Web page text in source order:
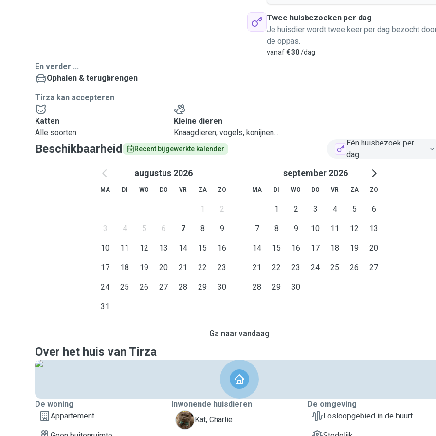
Twee huisbezoeken per dag
Je huisdier wordt twee keer per dag bezocht
de oppas.
vanaf€ 30/dag
En verder ...
Ophalen & terugbrengen
Tirza kan accepteren
Katten
Alle soorten
Kleine dieren
Knaagdieren, vogels, konijnen...
Beschikbaarheid Recent bijgewerkte kalender
Eén huisbezoek per
dag
augustus 2026
MA DI WO DO VR ZA ZO
1 2
3 4 5 6 7 8 9
10 11 12 13 14 15 16
17 18 19 20 21 22 23
24 25 26 27 28 29 30
31
september 2026
MA DI WO DO VR ZA ZO
1 2 3 4 5 6
7 8 9 10 11 12 13
14 15 16 17 18 19 20
21 22 23 24 25 26 27
28 29 30
Ga naar vandaag
Over het huis van Tirza
De woning
Appartement
Inwonende huisdieren
C
Kat, Charlie
De omgeving
Losloopgebied in de buurt